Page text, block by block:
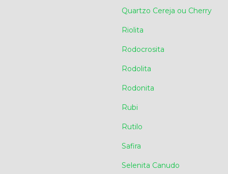
Quartzo Cereja ou Cherry
Riolita
Rodocrosita
Rodolita
Rodonita
Rubi
Rutilo
Safira
Selenita Canudo